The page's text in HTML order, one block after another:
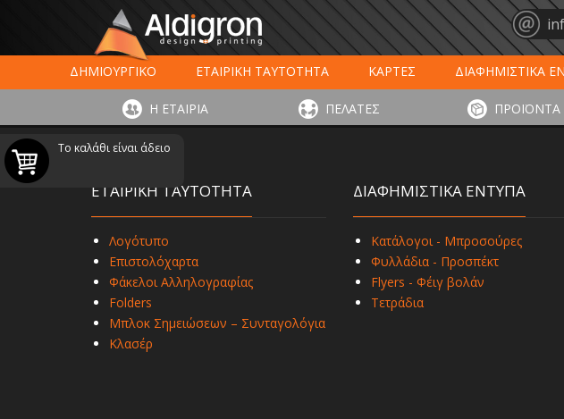
ΔΗΜΙΟΥΡΓΙΚΟ ΕΤΑΙΡΙΚΗ ΤΑΥΤΟΤΗΤΑ ΚΑΡΤΕΣ ΔΙΑΦΗΜΙΣΤΙΚΑ
ΕΚΤΥΠΩΣΗ ΣΥΣΚΕΥΑΣΙΑΣ
LARGE FORMAT ΕΚΤΥΠΩΣΕΙΣ ΞΕΝΟΔΟΧΕΙΑ -
Η ΕΤΑΙΡΙΑ ΠΕΛΑΤΕΣ ΠΡΟΪΟΝΤΑ
Το καλάθι είναι άδειο
ΕΤΑΙΡΙΚΗ ΤΑΥΤΟΤΗΤΑ
Λογότυπο
Επιστολόχαρτα
Φάκελοι Αλληλογραφίας
Folders
Μπλοκ Σημειώσεων – Συνταγολόγια
Κλασέρ
ΔΙΑΦΗΜΙΣΤΙΚΑ ΕΝΤΥΠΑ
Κατάλογοι - Μπροσούρες
Φυλλάδια - Προσπέκτ
Flyers - Φέιγ βολάν
Τετράδια